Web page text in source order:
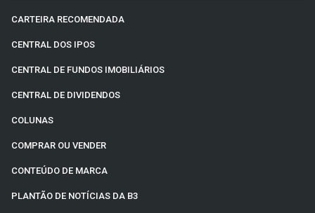
CARTEIRA RECOMENDADA
CENTRAL DOS IPOS
CENTRAL DE FUNDOS IMOBILIÁRIOS
CENTRAL DE DIVIDENDOS
COLUNAS
COMPRAR OU VENDER
CONTEÚDO DE MARCA
PLANTÃO DE NOTÍCIAS DA B3